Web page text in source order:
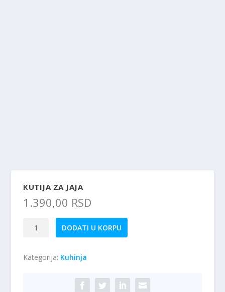
KUTIJA ZA JAJA
1.390,00 RSD
Kutija
količina
DODATI U KORPU
Kategorija: Kuhinja